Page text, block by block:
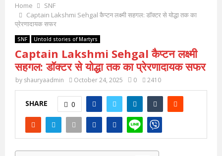
Home
SNF
Captain Lakshmi Sehgal कैप्टन लक्ष्मी सहगल: डॉक्टर से योद्धा तक का
प्रेरणादायक सफर
SNF Untold stories of Martyrs
Captain Lakshmi Sehgal कैप्टन लक्ष्मी
सहगल: डॉक्टर से योद्धा तक का प्रेरणादायक सफर
by shauryaadmin October 24, 2025 0 2410
SHARE 0